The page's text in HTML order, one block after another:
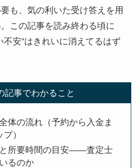
も、気の利いた受け答えを用
この記事を読み終わる頃に
不安”はきれいに消えてるはず
記事でわかること
体の流れ（予約から入金ま
）
所要時間の目安――査定士
るのか